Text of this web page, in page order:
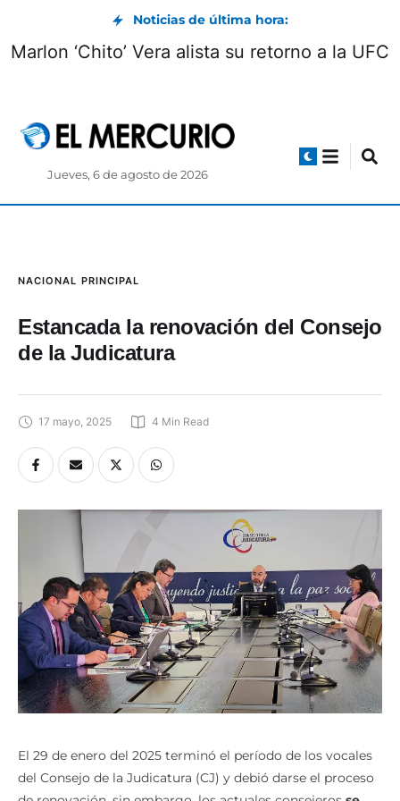
Noticias de última hora:
se cerrará este 7 de
Marlon ‘Chito’
Estancada la renovación del Consejo
de la Judicatura
El 29 de enero del 2025 terminó el período de los vocales
del Consejo de la Judicatura (CJ) y debió darse el proceso